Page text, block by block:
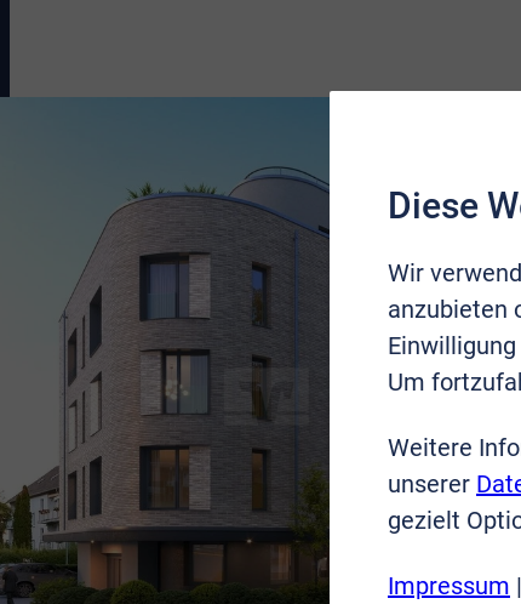
Diese
Wir
anzubieten
Um
Weitere
unserer
gezielt
Impressum |